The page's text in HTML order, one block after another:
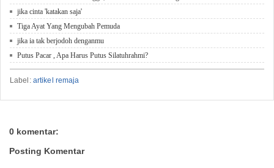
jika cinta 'katakan saja'
Tiga Ayat Yang Mengubah Pemuda
jika ia tak berjodoh denganmu
Putus Pacar , Apa Harus Putus Silatuhrahmi?
Label: artikel remaja
0 komentar:
Posting Komentar